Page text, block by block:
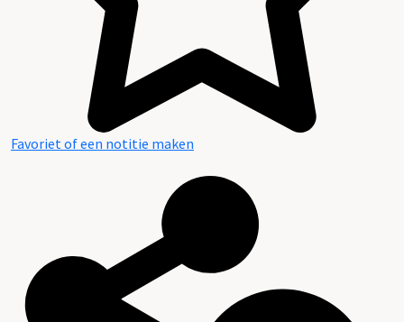
Favoriet of een notitie maken